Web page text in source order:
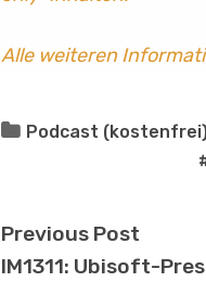
Alle weiteren
Podcast
Previous Post
IM1311: Ubisoft-